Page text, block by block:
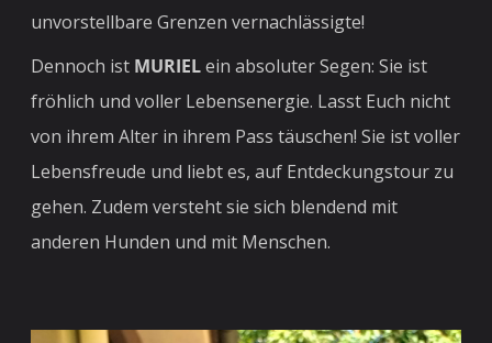
unvorstellbare Grenzen vernachlässigte!
Dennoch ist MURIELein absoluter Segen: Sie ist
fröhlich und voller Lebensenergie. Lasst Euch nicht
von ihrem Alter in ihrem Pass täuschen! Sie ist voller
Lebensfreude und liebt es, auf Entdeckungstour zu
gehen. Zudem versteht sie sich blendend mit
anderen Hunden und mit Menschen.